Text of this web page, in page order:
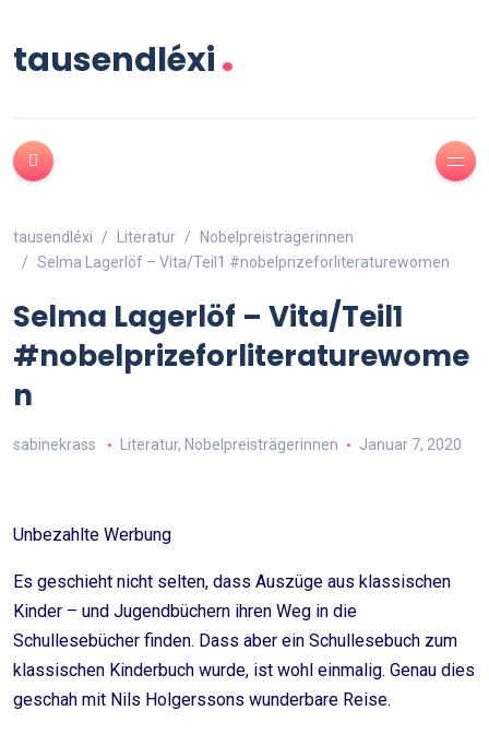
tausendléxi.
tausendléxi Literatur
Nobelpreisträgerinnen
Selma Lagerlöf – Vita/Teil1 #nobelprizeforliteraturewomen
Selma Lagerlöf – Vita/Teil1
#nobelprizeforliteraturewome
n
sabinekrass Literatur, Nobelpreisträgerinnen Januar 7, 2020
Unbezahlte Werbung
Es geschieht nicht selten, dass Auszüge aus klassischen
Kinder – und Jugendbüchern ihren Weg in die
Schullesebücher finden. Dass aber ein Schullesebuch zum
klassischen Kinderbuch wurde, ist wohl einmalig. Genau dies
geschah mit Nils Holgerssons wunderbare Reise.